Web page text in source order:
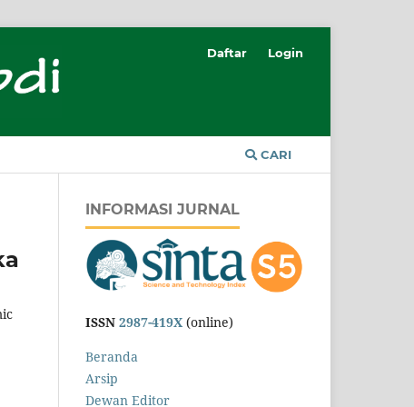
CARI
Daftar Login
INFORMASI JURNAL
ISSN 2987-419X (online)
Beranda
Arsip
Dewan Editor